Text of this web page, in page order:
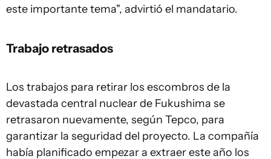
este importante tema", advirtió el mandatario.
Trabajo retrasados
Los trabajos para retirar los escombros de la
devastada central nuclear de Fukushima se
retrasaron nuevamente, según Tepco, para
garantizar la seguridad del proyecto. La compañía
había planificado empezar a extraer este año los